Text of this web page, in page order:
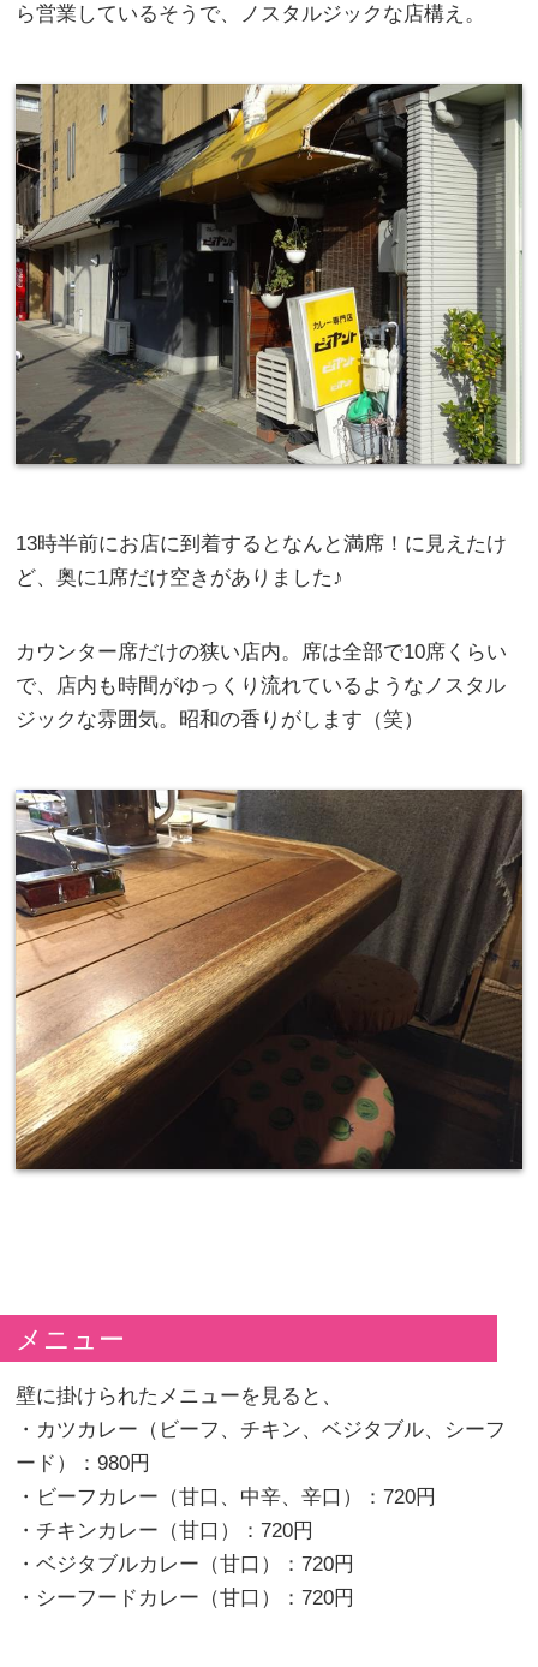
ら営業しているそうで、ノスタルジックな店構え。
13時半前にお店に到着するとなんと満席！に見えたけ
ど、奥に1席だけ空きがありました♪
カウンター席だけの狭い店内。席は全部で10席くらい
で、店内も時間がゆっくり流れているようなノスタル
ジックな雰囲気。昭和の香りがします（笑）
メニュー
壁に掛けられたメニューを見ると、
・カツカレー（ビーフ、チキン、ベジタブル、シーフ
ード）：980円
・ビーフカレー（甘口、中辛、辛口）：720円
・チキンカレー（甘口）：720円
・ベジタブルカレー（甘口）：720円
・シーフードカレー（甘口）：720円